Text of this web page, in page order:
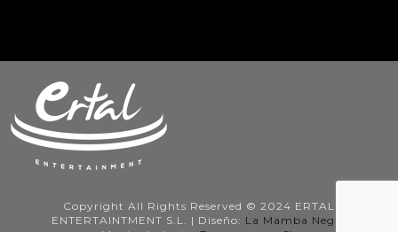
Copyright All Rights Reserved © 2024 ERTAL
ENTERTAINTMENT S.L. | Diseño: La Mamba Negra